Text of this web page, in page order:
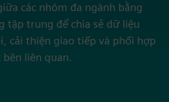
các nhóm đa ngành bằng
tập trung để chia sẻ dữ liệu
cải thiện giao tiếp và phối hợp
bên liên quan.